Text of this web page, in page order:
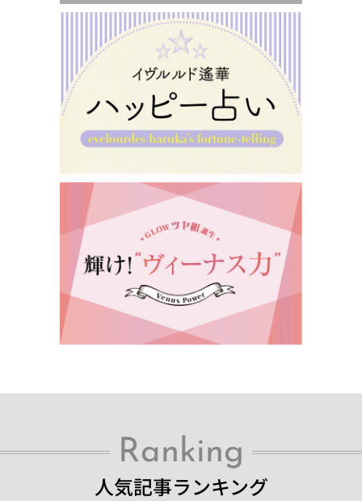
Ranking
人気記事ランキング